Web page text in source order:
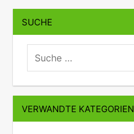
SUCHE
suche:
VERWANDTE KATEGORIEN